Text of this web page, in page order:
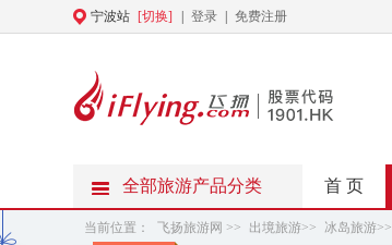
宁波站 [切换] 登录 免费注册
全部旅游产品分类 首 页
当前位置： 飞扬旅游网 >> 出境旅游>> 冰岛旅游>>